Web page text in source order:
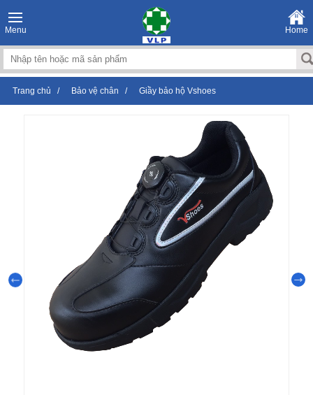
Menu Home
Trang chủ / Bảo vệ chân / Giầy bảo hộ Vshoes